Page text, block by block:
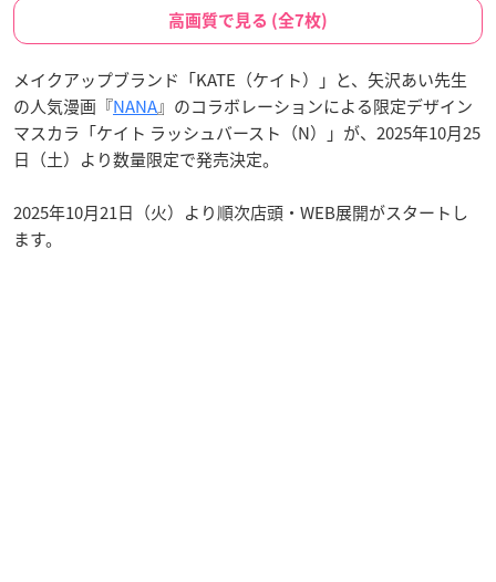
高画質で見る (全7枚)
メイクアップブランド「KATE（ケイト）」と、矢沢あい先生
の人気漫画『NANA』のコラボレーションによる限定デザイン
マスカラ「ケイト ラッシュバースト（N）」が、2025年10月25
日（土）より数量限定で発売決定。
2025年10月21日（火）より順次店頭・WEB展開がスタートし
ます。